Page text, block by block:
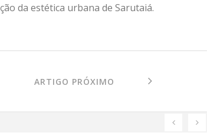
da estética urbana de Sarutaiá.
ARTIGO PRÓXIMO